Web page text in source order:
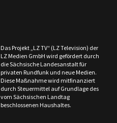
Das Projekt „LZ TV“ (LZ Television) der
LZ Medien GmbH wird gefördert durch
die Sächsische Landesanstalt für
privaten Rundfunk und neue Medien.
Diese Maßnahme wird mitfinanziert
durch Steuermittel auf Grundlage des
vom Sächsischen Landtag
beschlossenen Haushaltes.